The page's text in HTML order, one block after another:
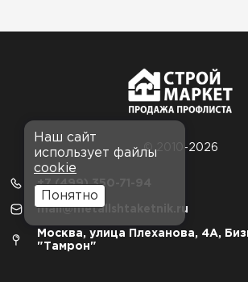
© 2010-2026
+7 (499) 350-71-94
mail@metallshtaketnik.ru
Москва, улица Плеханова, 4А,
"Тамрон"
Наш сайт
использует файлы
cookie
Понятно